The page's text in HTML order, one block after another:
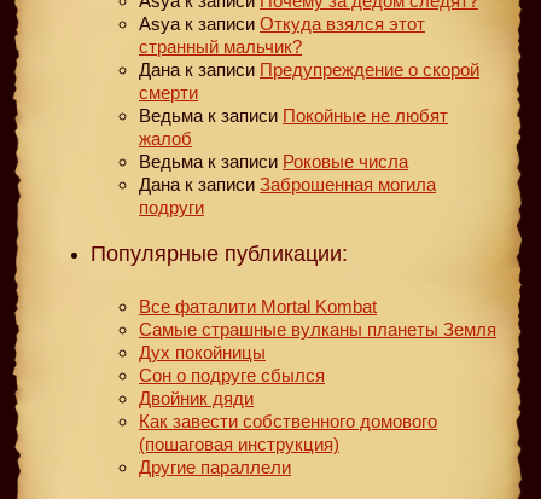
Asya к записи Откуда взялся этот
странный мальчик?
Дана к записи Предупреждение о скорой
смерти
Ведьма к записи Покойные не любят
жалоб
Ведьма к записи Роковые числа
Дана к записи Заброшенная могила
подруги
Популярные публикации:
Все фаталити Mortal Kombat
Самые страшные вулканы планеты Земля
Дух покойницы
Сон о подруге сбылся
Двойник дяди
Как завести собственного домового
(пошаговая инструкция)
Другие параллели